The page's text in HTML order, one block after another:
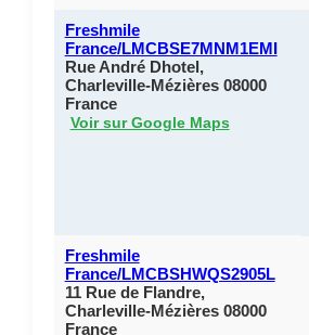
Freshmile
France/LMCBSE7MNM1EMI
Rue André Dhotel,
Charleville-Mézières 08000
France
Voir sur Google Maps
Freshmile
France/LMCBSHWQS2905L
11 Rue de Flandre,
Charleville-Mézières 08000
France